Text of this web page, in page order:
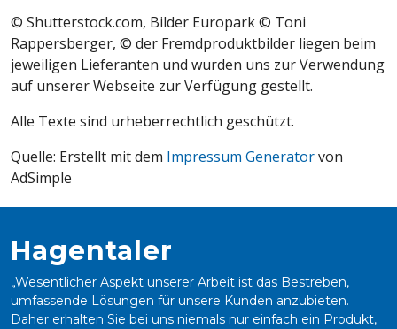
© Shutterstock.com, Bilder Europark © Toni
Rappersberger, © der Fremdproduktbilder liegen beim
jeweiligen Lieferanten und wurden uns zur Verwendung
auf unserer Webseite zur Verfügung gestellt.
Alle Texte sind urheberrechtlich geschützt.
Quelle: Erstellt mit dem Impressum Generatorvon
AdSimple
Hagentaler
„Wesentlicher Aspekt unserer Arbeit ist das Bestreben,
umfassende Lösungen für unsere Kunden anzubieten.
Daher erhalten Sie bei uns niemals nur einfach ein Produkt,